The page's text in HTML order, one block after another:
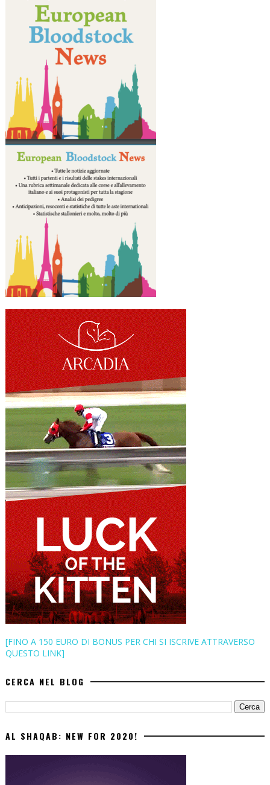
[FINO A 150 EURO DI BONUS PER CHI SI ISCRIVE ATTRAVERSO
QUESTO LINK]
CERCA NEL BLOG
AL SHAQAB: NEW FOR 2020!